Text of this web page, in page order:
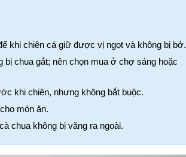
khi chiên cá giữ được vị ngọt và không bị bở.
bị chua gắt; nên chọn mua ở chợ sáng hoặc
khi chiên, nhưng không bắt buộc.
món ăn.
chua không bị văng ra ngoài.